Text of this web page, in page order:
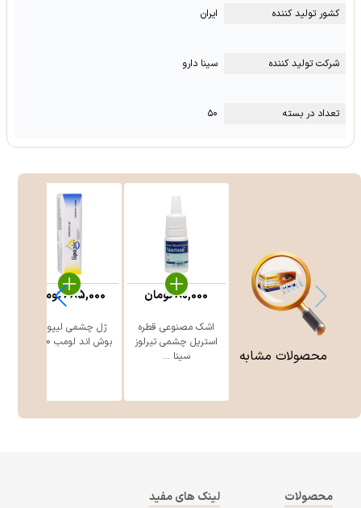
کشور تولید کننده ایران
شرکت تولید کننده سینا دارو
تعداد در بسته ۵۰
محصولات مشابه
اشک مصنوعی قطره
استریل چشمی تیرلوز
سینا ...
80,000تومان
ژل چشمی لیپوزیک
بوش اند لومب 10 گرم
685,000تومان
محصولات لینک های مفید